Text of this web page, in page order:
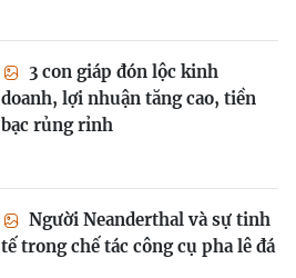
3 con giáp đón lộc kinh
doanh, lợi nhuận tăng cao, tiền
bạc rủng rỉnh
Người Neanderthal và sự tinh
tế trong chế tác công cụ pha lê đá